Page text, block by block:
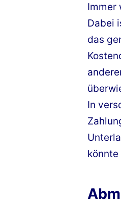
Immer
Dabei
das
In